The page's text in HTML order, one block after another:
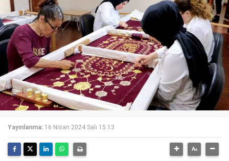
Yayınlanma: 16 Nisan 2024 Salı 15:13